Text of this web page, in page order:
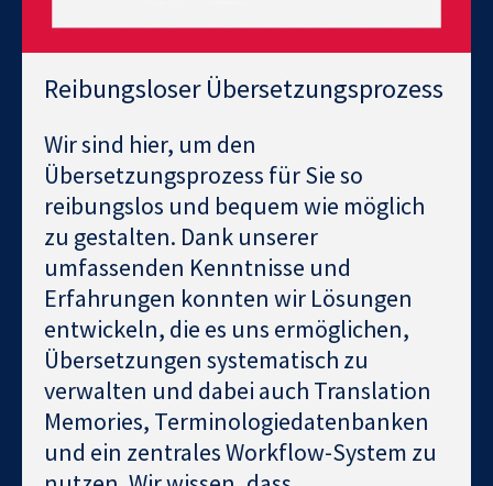
Reibungsloser Übersetzungsprozess
Wir sind hier, um den
Übersetzungsprozess für Sie so
reibungslos und bequem wie möglich
zu gestalten. Dank unserer
umfassenden Kenntnisse und
Erfahrungen konnten wir Lösungen
entwickeln, die es uns ermöglichen,
Übersetzungen systematisch zu
verwalten und dabei auch Translation
Memories, Terminologiedatenbanken
und ein zentrales Workflow-System zu